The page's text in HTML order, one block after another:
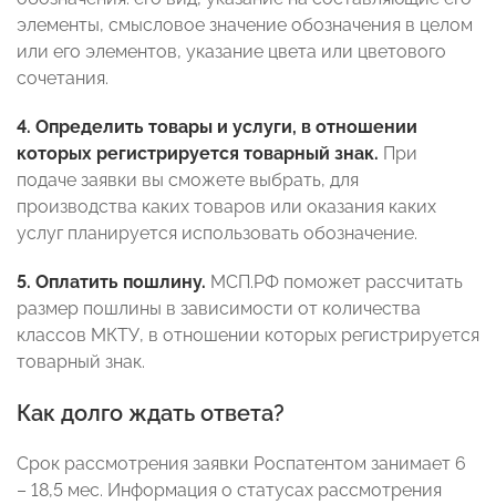
элементы, смысловое значение обозначения в целом
или его элементов, указание цвета или цветового
сочетания.
4. Определить товары и услуги, в отношении
которых регистрируется товарный знак. При
подаче заявки вы сможете выбрать, для
производства каких товаров или оказания каких
услуг планируется использовать обозначение.
5. Оплатить пошлину. МСП.РФ поможет рассчитать
размер пошлины в зависимости от количества
классов МКТУ, в отношении которых регистрируется
товарный знак.
Как долго ждать ответа?
Срок рассмотрения заявки Роспатентом занимает 6
– 18,5 мес. Информация о статусах рассмотрения